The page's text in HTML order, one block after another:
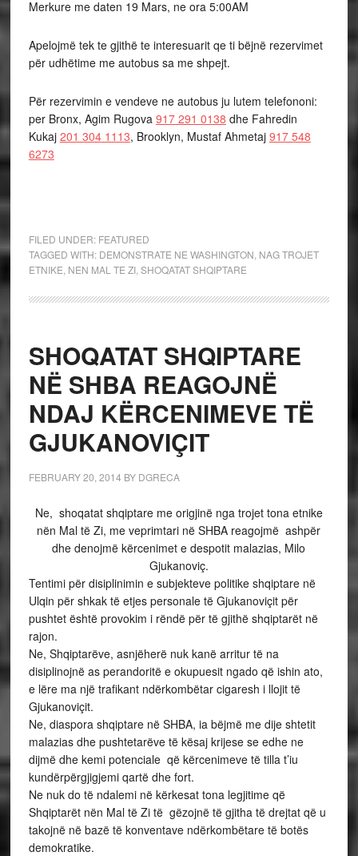
Merkure me daten 19 Mars, ne ora 5:00AM
Apelojmë tek te gjithë te interesuarit qe ti bëjnë rezervimet
për udhëtime me autobus sa me shpejt.
Për rezervimin e vendeve ne autobus ju lutem telefononi:
per Bronx, Agim Rugova 917 291 0138 dhe Fahredin
Kukaj 201 304 1113, Brooklyn, Mustaf Ahmetaj 917 548
6273
FILED UNDER: FEATURED
TAGGED WITH: DEMONSTRATE NE WASHINGTON NAG TROJET
ETNIKE NEN MAL TE ZI, SHOQATAT SHQIPTARE
SHOQATAT SHQIPTARE
NË SHBA REAGOJNË
NDAJ KËRCENIMEVE TË
GJUKANOVIÇIT
FEBRUARY 20, 2014 BY DGRECA
Ne, shoqatat shqiptare me origjinë nga trojet tona etnike
nën Mal të Zi, me veprimtari në SHBA reagojmë ashpër
dhe denojmë kërcenimet e despotit malazias, Milo
Gjukanoviç.
Tentimi për disiplinimin e subjekteve politike shqiptare në
Ulqin për shkak të etjes personale të Gjukanoviçit për
pushtet është provokim i rëndë për të gjithë shqiptarët në
rajon.
Ne, Shqiptarëve, asnjëherë nuk kanë arritur të na
disiplinojnë as perandoritë e okupuesit ngado që ishin ato,
e lëre ma një trafikant ndërkombëtar cigaresh i llojit të
Gjukanoviçit.
Ne, diaspora shqiptare në SHBA, ia bëjmë me dije shtetit
malazias dhe pushtetarëve të kësaj krijese se edhe ne
dijmë dhe kemi potenciale që kërcenimeve të tilla t’iu
kundërpërgjigjemi qartë dhe fort.
Ne nuk do të ndalemi në kërkesat tona legjitime që
Shqiptarët nën Mal të Zi të gëzojnë të gjitha të drejtat që u
takojnë në bazë të konventave ndërkombëtare të botës
demokratike.